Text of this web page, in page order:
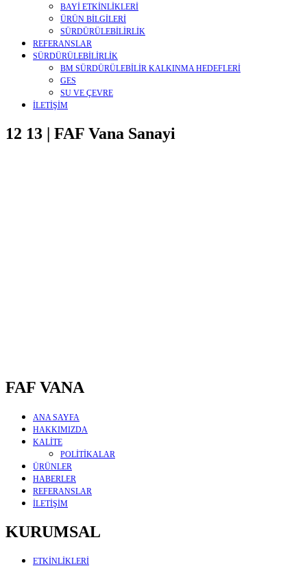
BAYİ ETKİNLİKLERİ
ÜRÜN BİLGİLERİ
SÜRDÜRÜLEBİLİRLİK
REFERANSLAR
SÜRDÜRÜLEBİLİRLİK
BM SÜRDÜRÜLEBİLİR KALKINMA HEDEFLERİ
GES
SU VE ÇEVRE
İLETİŞİM
12 13 | FAF Vana Sanayi
FAF VANA
ANA SAYFA
HAKKIMIZDA
KALİTE
POLİTİKALAR
ÜRÜNLER
HABERLER
REFERANSLAR
İLETİŞİM
KURUMSAL
ETKİNLİKLERİ